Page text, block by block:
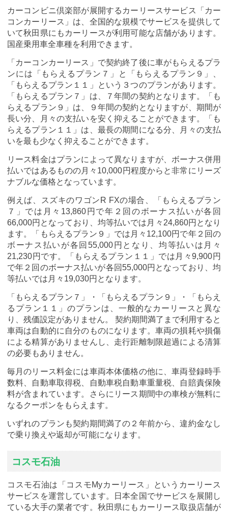
カーコンビニ倶楽部が展開するカーリースサービス「カー
コンカーリース」は、全国的な規模でサービスを提供して
いて秋田県にもカーリースが利用可能な店舗があります。
国産乗用車全車種を利用できます。
「カーコンカーリース」で契約終了後に車がもらえるプラ
ンには「もらえるプラン７」と「もらえるプラン９」、
「もらえるプラン１１」という３つのプランがあります。
「もらえるプラン７」は、７年間の契約となります。「も
らえるプラン９」は、９年間の契約となりますが、期間が
長い分、月々の支払いを安く抑えることができます。「も
らえるプラン１１」は、最長の期間になる分、月々の支払
いを最も少なく抑えることができます。
リース料金はプランによって異なりますが、ボーナス併用
払いではあるものの月々10,000円程度からと非常にリーズ
ナブルな価格となっています。
例えば、スズキのワゴンR FXの場合、「もらえるプラン
７」では月々13,860円で年２回のボーナス払いが各回
66,000円となっており、均等払いでは月々24,860円となり
ます。「もらえるプラン９」では月々12,100円で年２回の
ボーナス払いが各回55,000円となり、均等払いは月々
21,230円です。「もらえるプラン１１」では月々9,900円
で年２回のボーナス払いが各回55,000円となっており、均
等払いでは月々19,030円となります。
「もらえるプラン７」・「もらえるプラン９」・「もらえ
るプラン１１」のプランは、一般的なカーリースと異な
り、残価設定がありません。 契約期間満了まで利用すると
車両は自動的に自分のものになります。車両の損耗や損傷
による精算がありませんし、走行距離制限超過による清算
の必要もありません。
毎月のリース料金には車両本体価格の他に、車両登録時手
数料、自動車取得税、自動車税自動車重量税、自賠責保険
料が含まれています。さらにリース期間中の車検が無料に
なるクーポンをもらえます。
いずれのプランも契約期間満了の２年前から、違約金なし
で乗り換えや返却が可能になります。
コスモ石油
コスモ石油は「コスモMyカーリース」というカーリース
サービスを運営しています。日本全国でサービスを展開し
ている大手の業者です。秋田県にもカーリース取扱店舗が